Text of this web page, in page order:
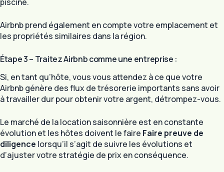
Airbnb prend également en compte votre emplacement et
les propriétés similaires dans la région.
Étape 3 – Traitez Airbnb comme une entreprise :
Si, en tant qu’hôte, vous vous attendez à ce que votre
Airbnb génère des flux de trésorerie importants sans avoir
à travailler dur pour obtenir votre argent, détrompez-vous.
Le marché de la location saisonnière est en constante
évolution et les hôtes doivent le faire Faire preuve de
diligence lorsqu’il s’agit de suivre les évolutions et
d’ajuster votre stratégie de prix en conséquence.